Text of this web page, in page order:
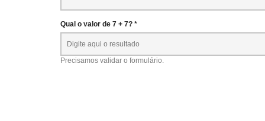
Qual o valor de 7 + 7? *
Precisamos validar o formulário.